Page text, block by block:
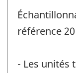
référence
- Les unités